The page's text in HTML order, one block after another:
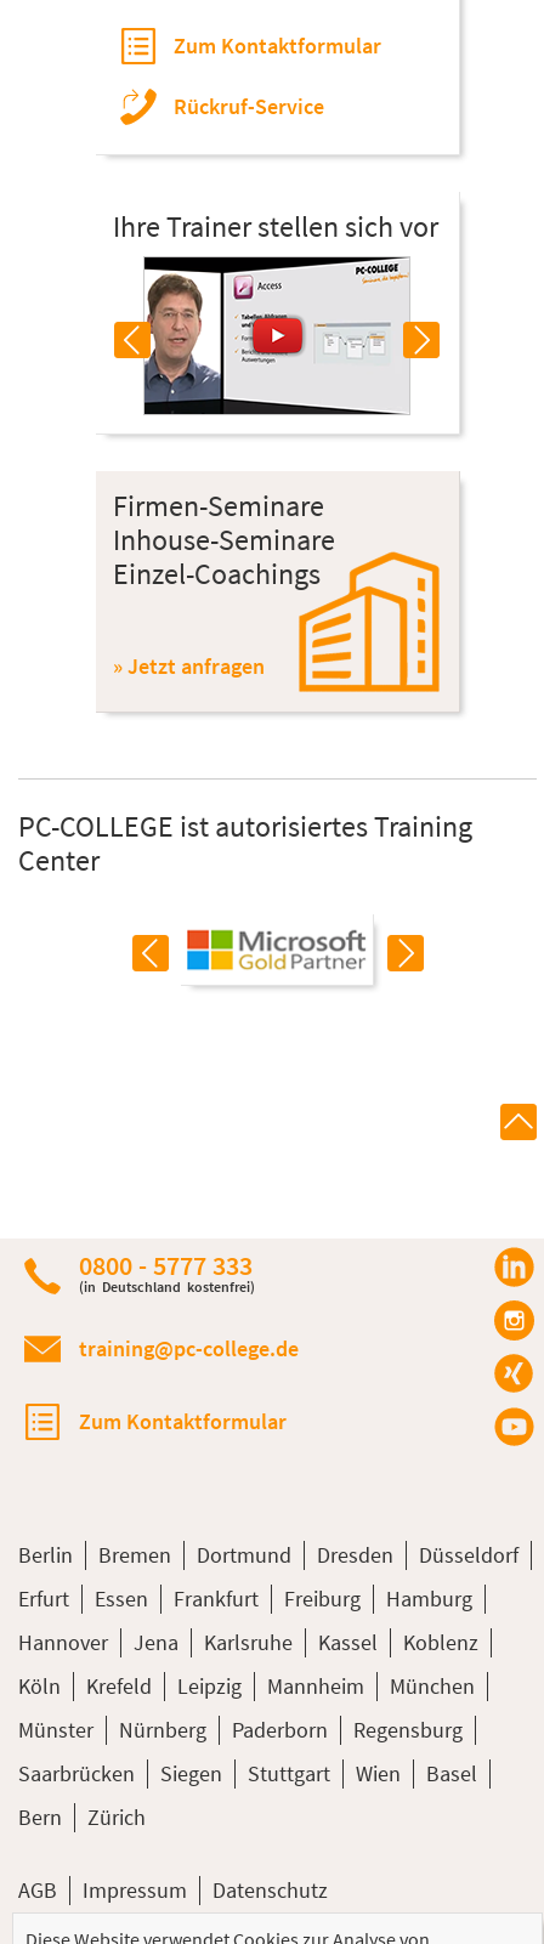
Zum Kontaktformular
Rückruf-Service
Ihre Trainer stellen sich vor
Firmen-Seminare
Inhouse-Seminare
Einzel-Coachings
» Jetzt anfragen
PC-COLLEGE ist autorisiertes Training
Center
0800 - 5777 333
(in Deutschland kostenfrei)
training@pc-college.de
Zum Kontaktformular
Berlin Bremen Dortmund Dresden
Düsseldorf
Erfurt
Essen Frankfurt Freiburg
Hamburg
Hannover
Jena Karlsruhe Kassel
Koblenz
Köln
Krefeld Leipzig Mannheim
München
Münster
Nürnberg Paderborn
Regensburg
Saarbrücken
Siegen Stuttgart Wien
Basel
Bern
Zürich
AGB Impressum
Datenschutz
Diese Website verwendet Cookies zur Analyse von